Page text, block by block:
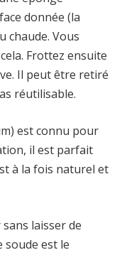
donnée (la
chaude. Vous
Frottez ensuite
Il peut être retiré
réutilisable.
est connu pour
il est parfait
à la fois naturel et
laisser de
soude est le